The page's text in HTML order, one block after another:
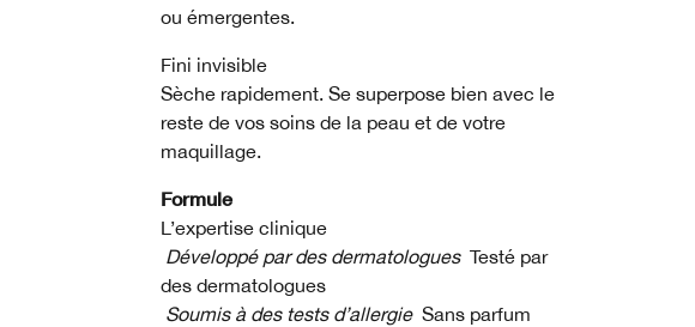
ou émergentes.
Fini invisible
Sèche rapidement. Se superpose bien avec le
reste de vos soins de la peau et de votre
maquillage.
Formule
L’expertise clinique
Développé par des dermatologues Testé par
des dermatologues
Soumis à des tests d’allergie Sans parfum